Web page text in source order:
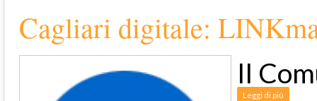
Cagliari digitale:
Il
Leggi di più